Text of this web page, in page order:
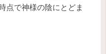
点で神様の陰にとどま